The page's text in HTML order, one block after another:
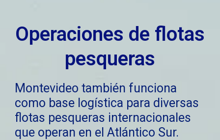
Operaciones de flotas
pesqueras
Montevideo también funciona
como base logística para diversas
flotas pesqueras internacionales
que operan en el Atlántico Sur.